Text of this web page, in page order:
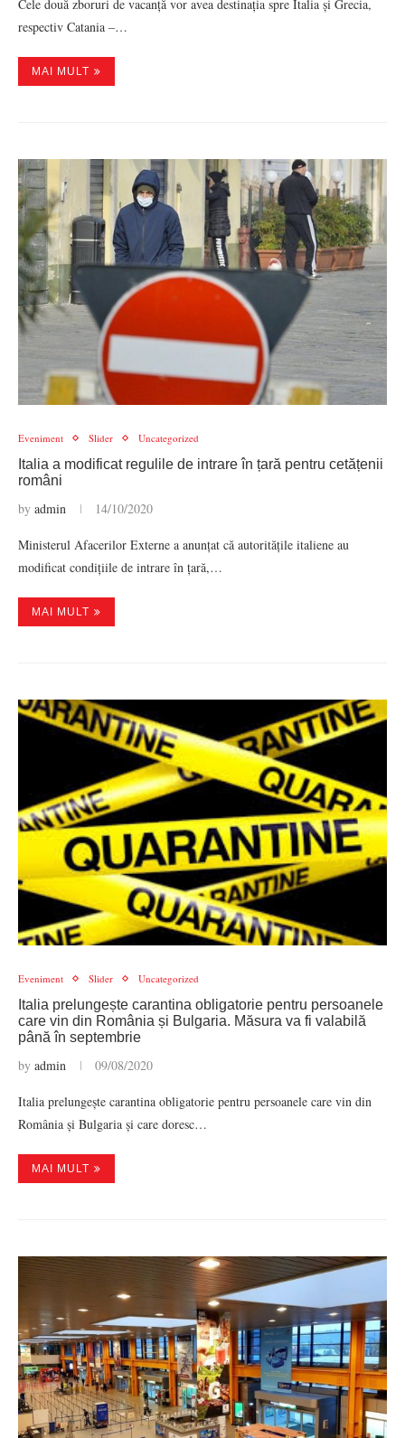
Cele două zboruri de vacanță vor avea destinația spre Italia și Grecia,
respectiv Catania –…
MAI MULT
Eveniment Slider Uncategorized
Italia a modificat regulile de intrare în țară pentru cetățenii
români
by admin 14/10/2020
Ministerul Afacerilor Externe a anunțat că autoritățile italiene au
modificat condițiile de intrare în țară,…
MAI MULT
Eveniment Slider Uncategorized
Italia prelungește carantina obligatorie pentru persoanele
care vin din România și Bulgaria. Măsura va fi valabilă
până în septembrie
by admin 09/08/2020
Italia prelungește carantina obligatorie pentru persoanele care vin din
România și Bulgaria și care doresc…
MAI MULT